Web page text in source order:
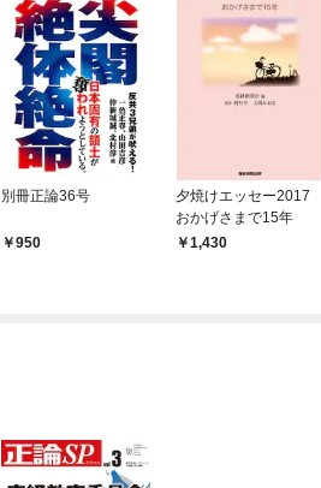
別冊正論36号
950
夕焼けエッセー2017
おかげさまで15年
1,430